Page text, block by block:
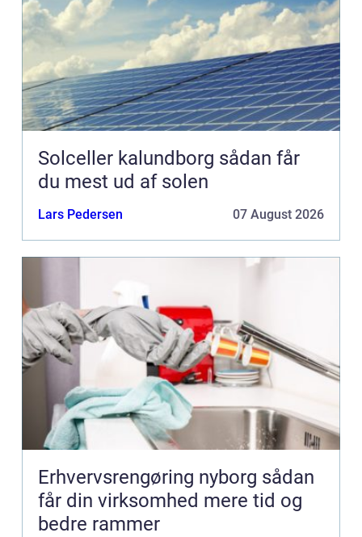
Solceller kalundborg sådan får
du mest ud af solen
Lars Pedersen 07 August 2026
Erhvervsrengøring nyborg sådan
får din virksomhed mere tid og
bedre rammer